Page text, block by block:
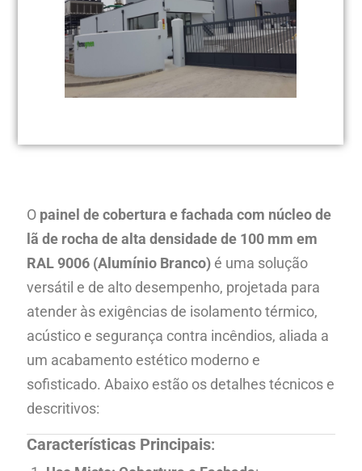
O painel de cobertura e fachada com núcleo de
lã de rocha de alta densidade de 100 mm em
RAL 9006 (Alumínio Branco) é uma solução
versátil e de alto desempenho, projetada para
atender às exigências de isolamento térmico,
acústico e segurança contra incêndios, aliada a
um acabamento estético moderno e
sofisticado. Abaixo estão os detalhes técnicos e
descritivos:
Características Principais: